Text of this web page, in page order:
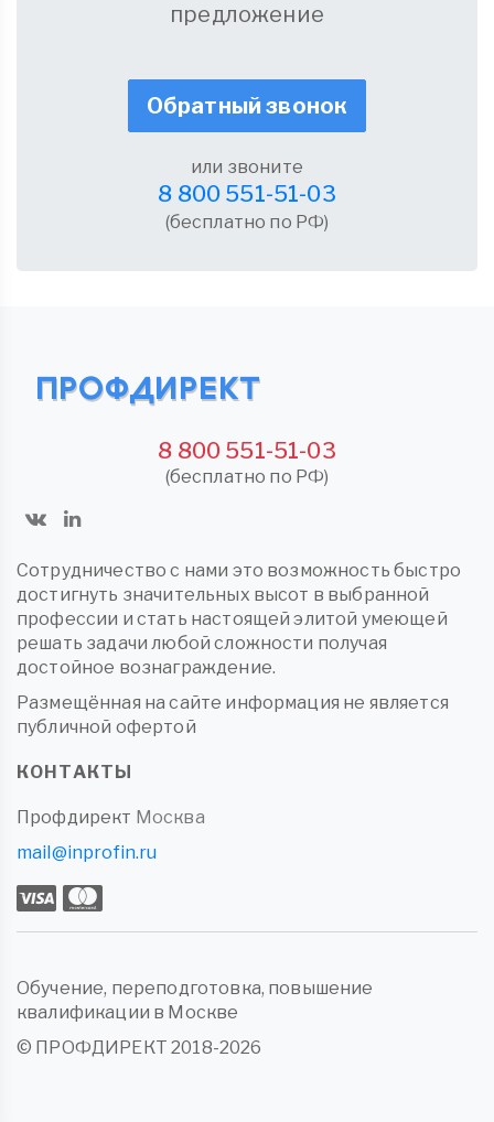
предложение
Обратный звонок
или звоните
8 800 551-51-03
(бесплатно по РФ)
8 800 551-51-03
(бесплатно по РФ)
Сотрудничество с нами это возможность быстро
достигнуть значительных высот в выбранной
профессии и стать настоящей элитой умеющей
решать задачи любой сложности получая
достойное вознаграждение.
Размещённая на сайте информация не является
публичной офертой
КОНТАКТЫ
Профдирект Москва
mail@inprofin.ru
Обучение, переподготовка, повышение
квалификации в Москве
© ПРОФДИРЕКТ 2018-2026